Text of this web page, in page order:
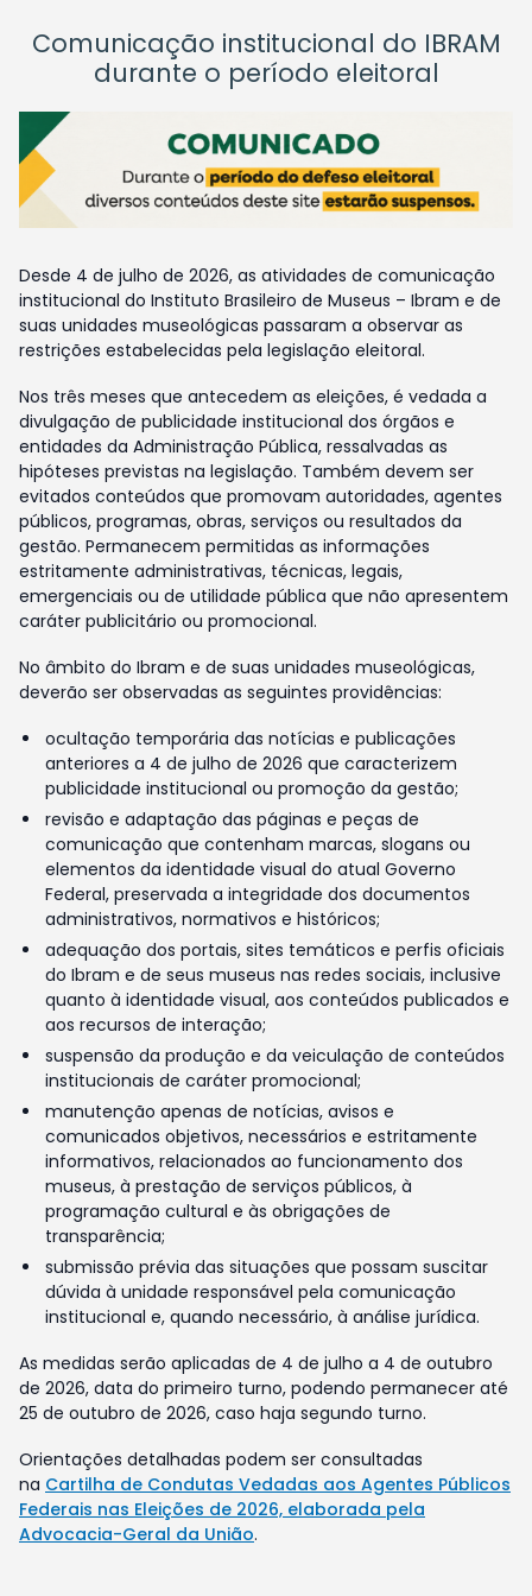
Comunicação institucional do IBRAM
durante o período eleitoral
Desde 4 de julho de 2026, as atividades de comunicação
institucional do Instituto Brasileiro de Museus – Ibram e de
suas unidades museológicas passaram a observar as
restrições estabelecidas pela legislação eleitoral.
Nos três meses que antecedem as eleições, é vedada a
divulgação de publicidade institucional dos órgãos e
entidades da Administração Pública, ressalvadas as
hipóteses previstas na legislação. Também devem ser
evitados conteúdos que promovam autoridades, agentes
públicos, programas, obras, serviços ou resultados da
gestão. Permanecem permitidas as informações
estritamente administrativas, técnicas, legais,
emergenciais ou de utilidade pública que não apresentem
caráter publicitário ou promocional.
No âmbito do Ibram e de suas unidades museológicas,
deverão ser observadas as seguintes providências:
ocultação temporária das notícias e publicações
anteriores a 4 de julho de 2026 que caracterizem
publicidade institucional ou promoção da gestão;
revisão e adaptação das páginas e peças de
comunicação que contenham marcas, slogans ou
elementos da identidade visual do atual Governo
Federal, preservada a integridade dos documentos
administrativos, normativos e históricos;
adequação dos portais, sites temáticos e perfis oficiais
do Ibram e de seus museus nas redes sociais, inclusive
quanto à identidade visual, aos conteúdos publicados e
aos recursos de interação;
suspensão da produção e da veiculação de conteúdos
institucionais de caráter promocional;
manutenção apenas de notícias, avisos e
comunicados objetivos, necessários e estritamente
informativos, relacionados ao funcionamento dos
museus, à prestação de serviços públicos, à
programação cultural e às obrigações de
transparência;
submissão prévia das situações que possam suscitar
dúvida à unidade responsável pela comunicação
institucional e, quando necessário, à análise jurídica.
As medidas serão aplicadas de 4 de julho a 4 de outubro
de 2026, data do primeiro turno, podendo permanecer até
25 de outubro de 2026, caso haja segundo turno.
Orientações detalhadas podem ser consultadas
na Cartilha de Condutas Vedadas aos Agentes Públicos
Federais nas Eleições de 2026, elaborada pela
Advocacia-Geral da União.